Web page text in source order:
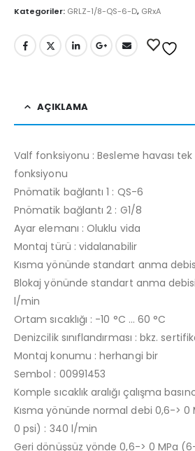
Kategoriler: GRLZ-1/8-QS-6-D, GRxA
AÇIKLAMA
Valf fonksiyonu : Besleme havası tek
fonksiyonu
Pnömatik bağlantı 1 : QS-6
Pnömatik bağlantı 2 : G1/8
Ayar elemanı : Oluklu vida
Montaj türü : vidalanabilir
Kısma yönünde standart anma
Blokaj yönünde standart anma
l/min
Ortam sıcaklığı : -10 °C … 60 °C
Denizcilik sınıflandırması : bkz.
Montaj konumu : herhangi bir
Sembol : 00991453
Komple sıcaklık aralığı çalışma
Kısma yönünde normal debi 0,6->
0 psi) : 340 l/min
Geri dönüşsüz yönde 0,6-> 0 MPa